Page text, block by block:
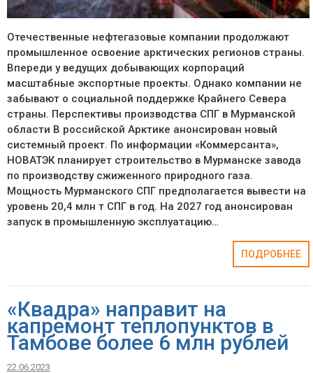
Отечественные нефтегазовые компании продолжают
промышленное освоение арктических регионов страны.
Впереди у ведущих добывающих корпораций
масштабные экспортные проекты. Однако компании не
забывают о социальной поддержке Крайнего Севера
страны. Перспективы производства СПГ в Мурманской
области В российской Арктике анонсирован новый
системный проект. По информации «Коммерсанта»,
НОВАТЭК планирует строительство в Мурманске завода
по производству сжиженного природного газа.
Мощность Мурманского СПГ предполагается вывести на
уровень 20,4 млн т СПГ в год. На 2027 год анонсирован
запуск в промышленную эксплуатацию…
ПОДРОБНЕЕ
«Квадра» направит на
капремонт теплопунктов в
Тамбове более 6 млн рублей
22.06.2023